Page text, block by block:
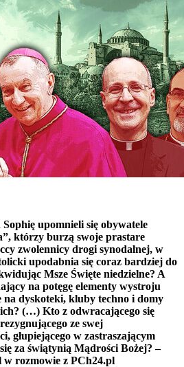
upomnieli się obywatele
którzy burzą swoje prastare
zwolennicy drogi synodalnej, w
upodabnia się coraz bardziej do
Msze Święte niedzielne? A
na potęgę elementy wystroju
dyskoteki, kluby techno i domy
(…) Kto z odwracającego się
ze swej
głupiejącego w zastraszającym
za świątynią Mądrości Bożej? –
rozmowie z PCh24.pl